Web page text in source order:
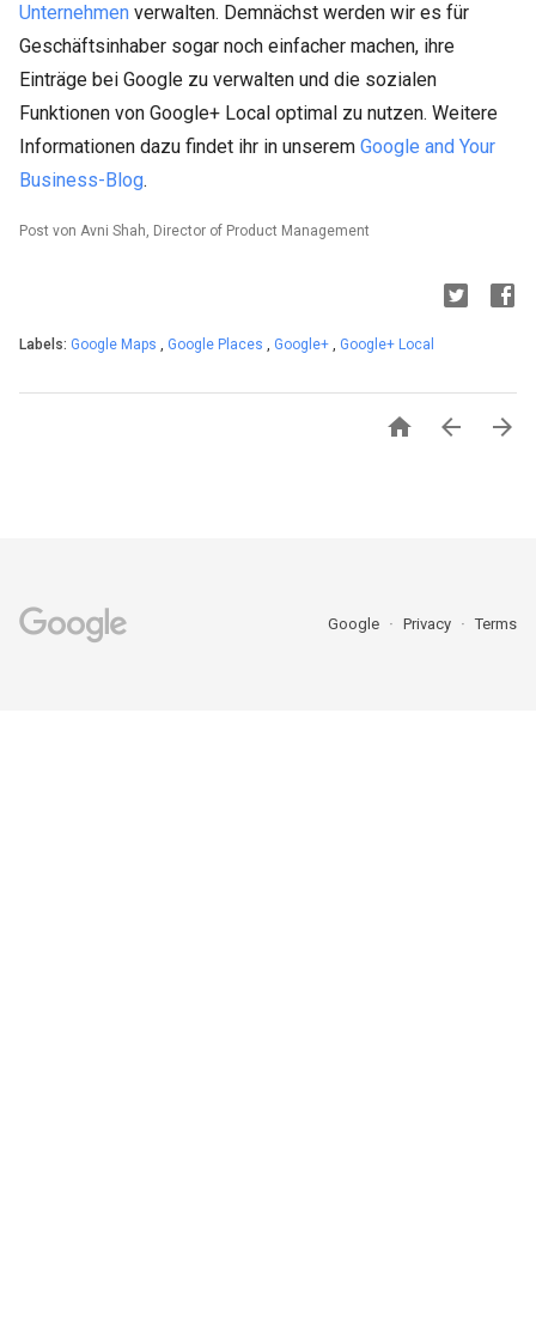
Unternehmen verwalten. Demnächst werden wir es für
Geschäftsinhaber sogar noch einfacher machen, ihre
Einträge bei Google zu verwalten und die sozialen
Funktionen von Google+ Local optimal zu nutzen. Weitere
Informationen dazu findet ihr in unserem Google and Your
Business-Blog.
Post von Avni Shah, Director of Product Management
Labels: Google Maps , Google Places , Google+ , Google+ Local
  
Google Privacy Terms